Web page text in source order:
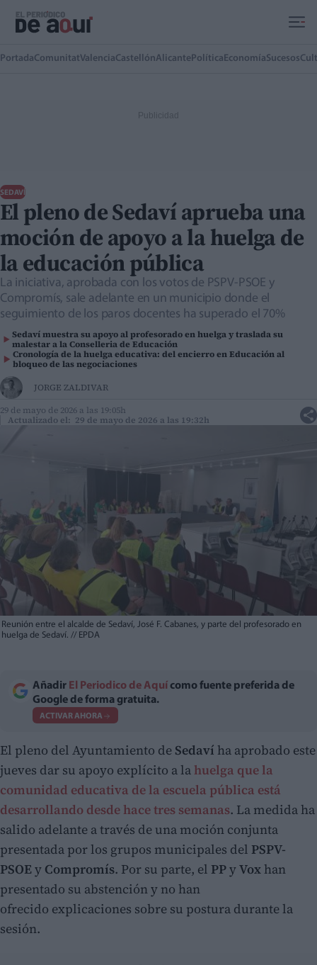
PortadaComunitatValenciaCastellónAlicante Política EconomíaSucesos
SEDAVÍ
El pleno de Sedaví aprueba una
moción de apoyo a la huelga de
la educación pública
La iniciativa, aprobada con los votos de PSPV-PSOE y
Compromís, sale adelante en un municipio donde el
seguimiento de los paros docentes ha superado el 70%
Sedaví muestra su apoyo al profesorado en huelga y traslada su
malestar a la Conselleria de Educación
Cronología de la huelga educativa: del encierro en Educación al
bloqueo de las negociaciones
JORGE ZALDIVAR
29 de mayo de 2026 a las 19:05h
Actualizado el: 29 de mayo de 2026 a las 19:32h
Reunión entre el alcalde de Sedaví, José F. Cabanes, y parte del profesorado en
huelga de Sedaví. // EPDA
Añadir El Periodico de Aquí como fuente preferida de
Google de forma gratuita.
ACTIVAR AHORA
El pleno del Ayuntamiento de Sedaví ha aprobado este
jueves dar su apoyo explícito a la huelga que la
comunidad educativa de la escuela pública está
desarrollando desde hace tres semanas. La medida ha
salido adelante a través de una moción conjunta
presentada por los grupos municipales del PSPV-
PSOEy Compromís. Por su parte, el PPyVox han
presentado su abstención y no han
ofrecido explicaciones sobre su postura durante la
sesión.